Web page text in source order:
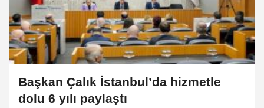
Başkan Çalık İstanbul’da hizmetle
dolu 6 yılı paylaştı